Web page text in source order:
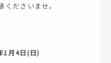
くださいませ。
1月4日(日)